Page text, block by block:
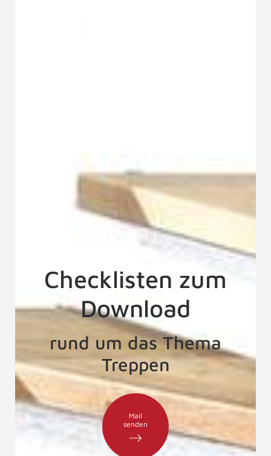
Checklisten zum
Download
rund um das Thema
Treppen
Mail
senden